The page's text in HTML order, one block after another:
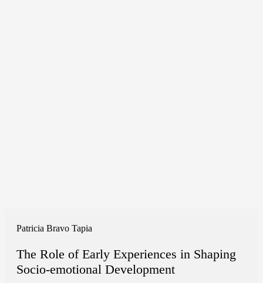
Patricia Bravo Tapia
The Role of Early Experiences in Shaping
Socio-emotional Development